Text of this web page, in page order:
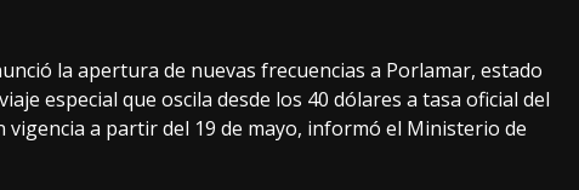
la apertura de nuevas frecuencias a Porlamar, estado
especial que oscila desde los 40 dólares a tasa oficial del
vigencia a partir del 19 de mayo, informó el Ministerio de